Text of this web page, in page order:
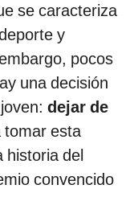
se caracteriza
y
pocos
una decisión
dejar de
tomar esta
historia del
convencido